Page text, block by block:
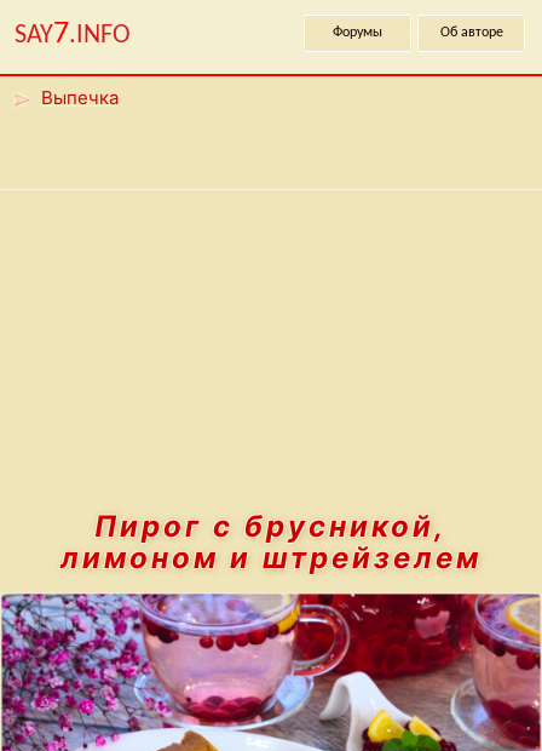
SAY7.INFO Форумы Об авторе
Выпечка
Пирог с брусникой,
лимоном и штрейзелем